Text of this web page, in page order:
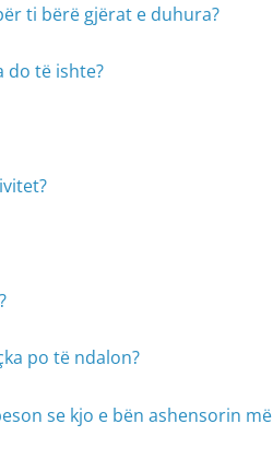
ti bërë gjërat e duhura?
do të ishte?
po të ndalon?
se kjo e bën ashensorin më